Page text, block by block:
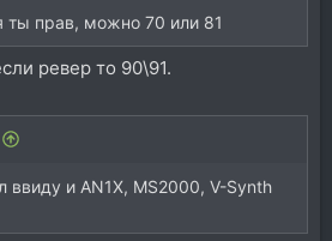
ты прав, можно 70 или 81
ревер то 90\91.
ввиду и AN1X, MS2000, V-Synth